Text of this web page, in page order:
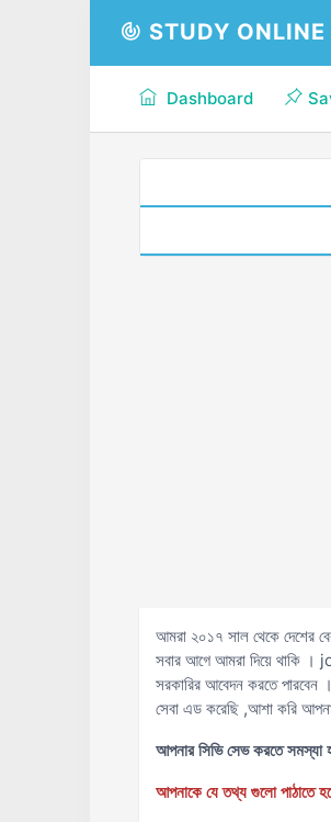
STUDY ONLINE
Dashboard
আমরা ২০১৭ সাল থেকে দেশের
সবার আগে আমরা দিয়ে থাকি ।
সরকারির আবেদন করতে
সেবা এড করেছি ,আশা করি
আপনার সিভি সেভ করতে সমস্যা
আপনাকে যে তথ্য গুলো পাঠাতে